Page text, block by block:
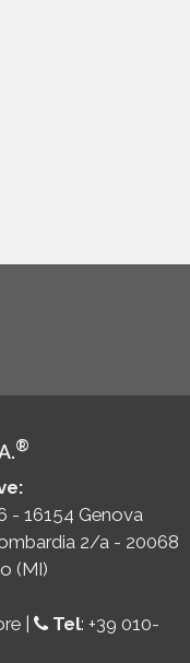
®
- 16154 Genova
2/a - 20068
(MI)
| Tel: +39 010-